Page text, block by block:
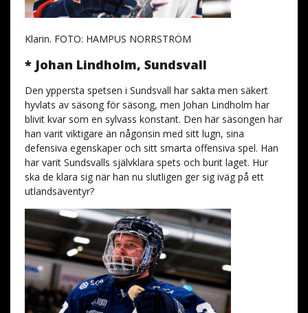
Klarin. FOTO: HAMPUS NORRSTRÖM
* Johan Lindholm, Sundsvall
Den yppersta spetsen i Sundsvall har sakta men säkert
hyvlats av säsong för säsong, men Johan Lindholm har
blivit kvar som en sylvass konstant. Den här säsongen har
han varit viktigare än någonsin med sitt lugn, sina
defensiva egenskaper och sitt smarta offensiva spel. Han
har varit Sundsvalls självklara spets och burit laget. Hur
ska de klara sig när han nu slutligen ger sig iväg på ett
utlandsäventyr?